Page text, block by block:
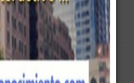
Cursos
Empresa
Equipo Gerencial